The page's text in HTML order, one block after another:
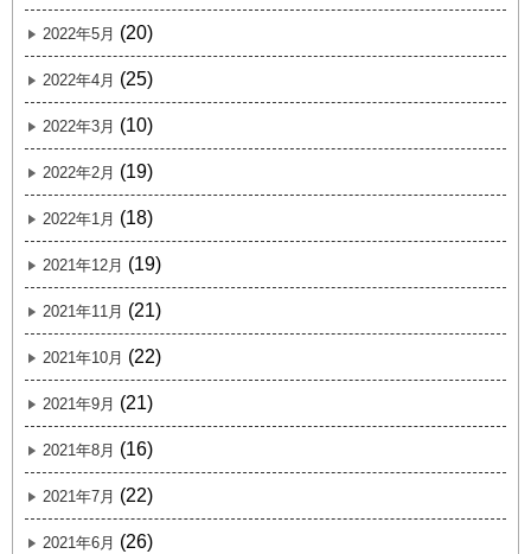
2022年5月 (20)
2022年4月 (25)
2022年3月 (10)
2022年2月 (19)
2022年1月 (18)
2021年12月 (19)
2021年11月 (21)
2021年10月 (22)
2021年9月 (21)
2021年8月 (16)
2021年7月 (22)
2021年6月 (26)